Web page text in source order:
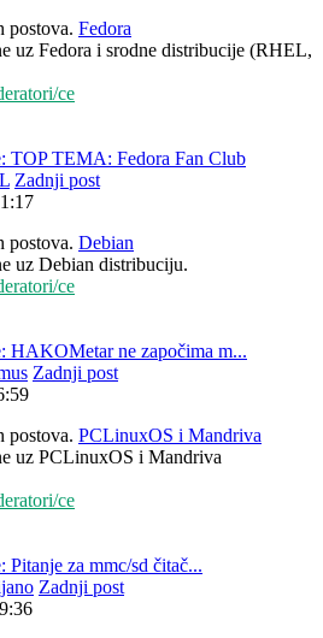
Fedora
uz Fedora i srodne distribucije (RHEL,
ce
TOP TEMA: Fedora Fan Club
Zadnji post
Debian
uz Debian distribuciju.
ce
HAKOMetar ne započima m...
Zadnji post
PCLinuxOS i Mandriva
uz PCLinuxOS i Mandriva
ce
Pitanje za mmc/sd čitač...
Zadnji post